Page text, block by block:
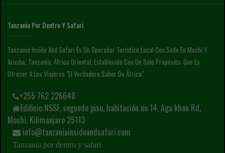
Tanzania Por Dentro Y Safari
Tanzania Inside And Safari Es Un Operador Turístico Local Con Sede En Moshi Y
Arusha, Tanzania, África Oriental, Establecido Con Un Solo Propósito; Que Es
Ofrecer A Los Viajeros "el Verdadero Sabor De África"
+255 762 226648
Edificio NSSF, segundo piso, habitación no 14, Aga khan Rd,
Moshi, Kilimanjaro 25113
info@tanzaniainsideandsafari.com
Tanzania por dentro y safari